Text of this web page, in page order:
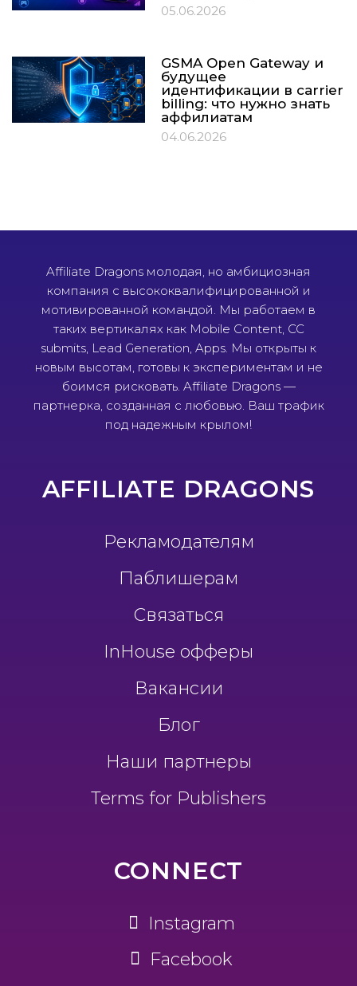
05.06.2026
GSMA Open Gateway и
будущее
идентификации в carrier
billing: что нужно знать
аффилиатам
04.06.2026
Affiliate Dragons молодая, но амбициозная
компания с высококвалифицированной и
мотивированной командой. Мы работаем в
таких вертикалях как Mobile Content, CC
submits, Lead Generation, Apps. Мы открыты к
новым высотам, готовы к экспериментам и не
боимся рисковать. Affiliate Dragons —
партнерка, созданная с любовью. Ваш трафик
под надежным крылом!
AFFILIATE DRAGONS
Рекламодателям
Паблишерам
Связаться
InHouse офферы
Вакансии
Блог
Наши партнеры
Terms for Publishers
CONNECT
Instagram
Facebook